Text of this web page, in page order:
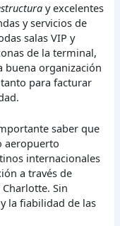
y excelentes
y servicios de
salas VIP y
de la terminal,
buena organización
para facturar
saber que
aeropuerto
internacionales
a través de
Sin
la fiabilidad de las